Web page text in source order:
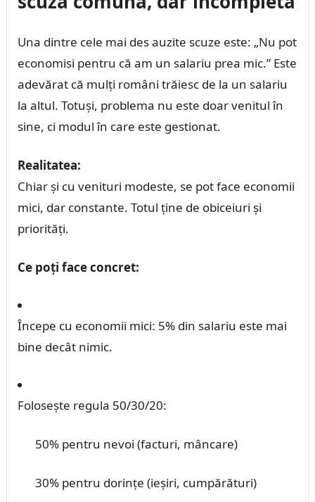
Una dintre cele mai des auzite scuze este: „Nu pot
economisi pentru că am un salariu prea mic.” Este
adevărat că mulți români trăiesc de la un salariu
la altul. Totuși, problema nu este doar venitul în
sine, ci modul în care este gestionat.
Realitatea:
Chiar și cu venituri modeste, se pot face economii
mici, dar constante. Totul ține de obiceiuri și
priorități.
Ce poți face concret:
Începe cu economii mici: 5% din salariu este mai
bine decât nimic.
Folosește regula 50/30/20:
50% pentru nevoi (facturi, mâncare)
30% pentru dorințe (ieșiri, cumpărături)